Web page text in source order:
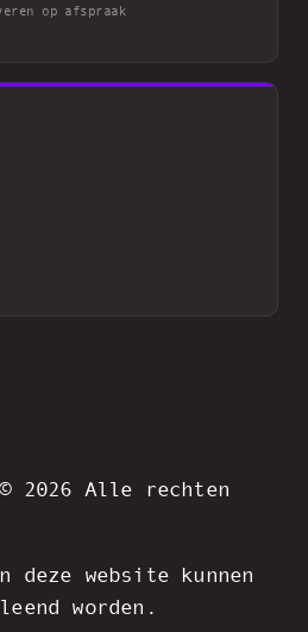
op afspraak
© 2026 Alle rechten
deze website kunnen
worden.